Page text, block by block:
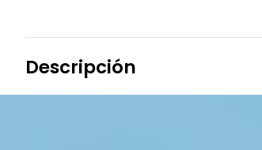
Descripción